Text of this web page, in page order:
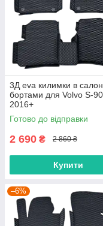
3Д eva килимки в
бортами для Volvo S-
2016+
Готово до відправки
2 690 ₴ 2 860 ₴
Купити
–6%